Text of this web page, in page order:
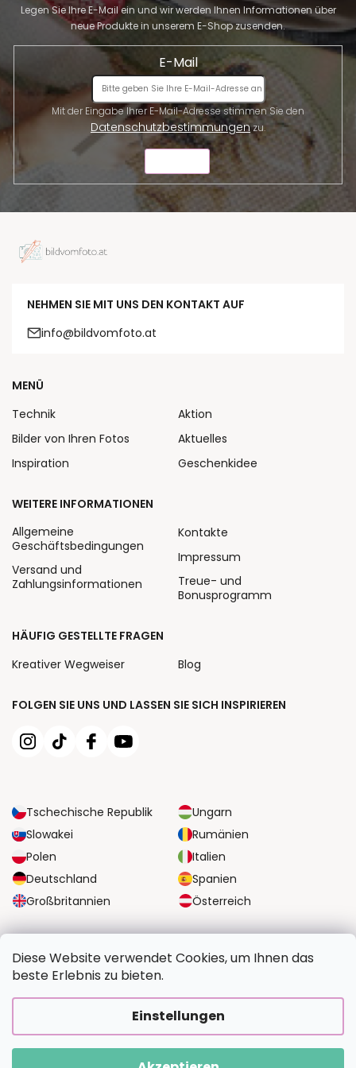
Diese Website verwendet Cookies, um Ihnen das
beste Erlebnis zu bieten.
Einstellungen
Legen Sie Ihre E-Mail ein und wir werden Ihnen Informationen über
neue Produkte in unserem E-Shop zusenden.
E-Mail
Datenschutzbestimmungenzu.
NEHMEN SIE MIT UNS DEN KONTAKT AUF
info@bildvomfoto.at
FOLGEN SIE UNS UND LASSEN SIE SICH INSPIRIEREN
Tschechische Republik
Ungarn
Slowakei
Rumänien
Polen
Italien
Deutschland
Spanien
Großbritannien
Österreich
MENÜ
Technik
Bilder von Ihren Fotos
Inspiration
Aktion
Aktuelles
Geschenkidee
WEITERE INFORMATIONEN
Allgemeine
Geschäftsbedingungen
Versand und
Zahlungsinformationen
Kontakte
Impressum
Treue- und
Bonusprogramm
HÄUFIG GESTELLTE FRAGEN
Kreativer Wegweiser
Blog
SICHERE ZAHLUNGSOPTIONEN